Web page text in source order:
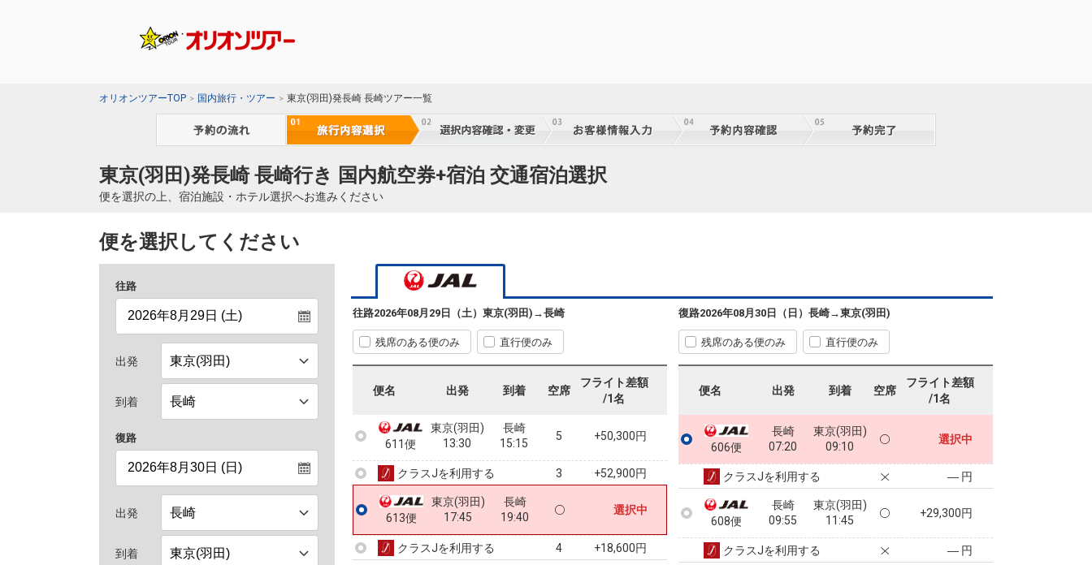
オリオンツアーTOP 国内旅行・ツアー 東京(羽田)発長崎 長崎ツアー一覧
東京(羽田)発長崎 長崎行き 国内航空券+宿泊 交通宿泊選択
便を選択の上、宿泊施設・ホテル選択へお進みください
便を選択してください
往路
出発
到着
復路
出発
到着
往路2026年08月29日（土） 東京(羽田) →長崎
残席のある便のみ 直行便のみ
便名 出発 到着 空席
フライト差額
/1名
東京(羽田)
11:55
609便
東京(羽田)
12:30
長崎
14:15
+29,600円
クラスJを利用する ― 円
611便
東京(羽田)
13:30
長崎
15:15
5 +50,300円
クラスJを利用する 3 +52,900円
613便
東京(羽田)
17:45
長崎
19:40
選択中
クラスJを利用する 4 +18,600円
復路2026年08月30日（日） 長崎→東京(羽田)
残席のある便のみ 直行便のみ
便名 出発 到着 空席
フライト差額
/1名
606便
長崎
07:20
東京(羽田)
09:10
選択中
クラスJを利用する ― 円
608便
長崎
09:55
東京(羽田)
11:45
+29,300円
クラスJを利用する ― 円